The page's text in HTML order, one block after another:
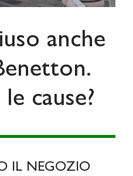
anche
cause?
IL NEGOZIO